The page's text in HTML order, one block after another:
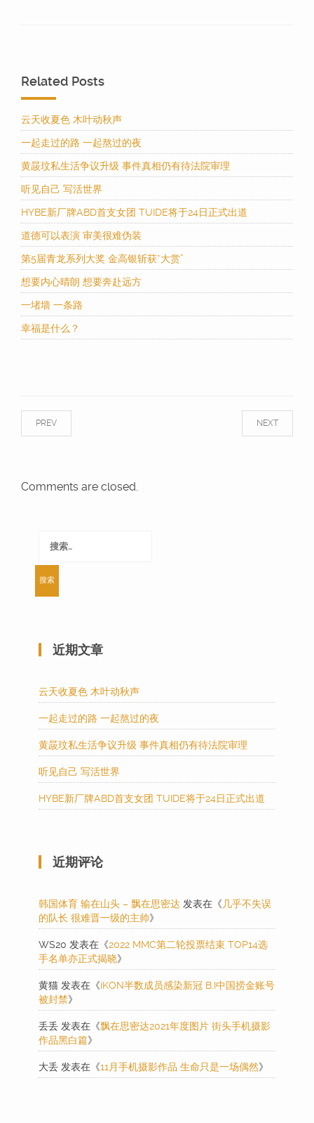
Related Posts
云天收夏色 木叶动秋声
一起走过的路 一起熬过的夜
黄晸玟私生活争议升级 事件真相仍有待法院审理
听见自己 写活世界
HYBE新厂牌ABD首支女团 TUIDE将于24日正式出道
道德可以表演 审美很难伪装
第5届青龙系列大奖 金高银斩获“大赏”
想要内心晴朗 想要奔赴远方
一堵墙 一条路
幸福是什么？
NEXT
PREV
Comments are closed.
索：
近期文章
云天收夏色 木叶动秋声
一起走过的路 一起熬过的夜
黄晸玟私生活争议升级 事件真相仍有待法院审理
听见自己 写活世界
HYBE新厂牌ABD首支女团 TUIDE将于24日正式出道
近期评论
韩国体育 输在山头 – 飘在思密达 发表在《 几乎不失误
的队长 很难晋一级的主帅》
WS20 发表在《2022 MMC第二轮投票结束 TOP14选
手名单亦正式揭晓》
黄猫 发表在《iKON半数成员感染新冠 B.I中国捞金账号
被封禁》
丢丢 发表在《飘在思密达2021年度图片 街头手机摄影
作品黑白篇》
大丢 发表在《11月手机摄影作品 生命只是一场偶然》